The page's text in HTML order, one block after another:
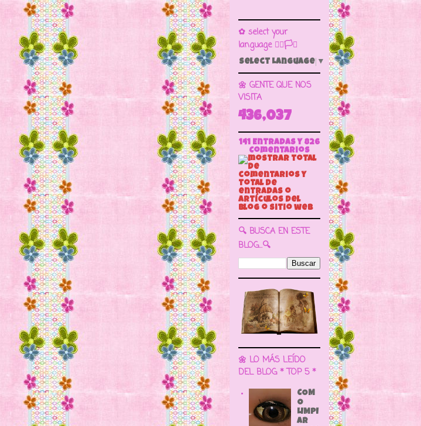
✿ select your
language 🏳️‍🌈🏳️🏁
Select Language ▼
🌼 GENTE QUE NOS
VISITA
436,037
141 Entradas y 826
Comentarios
🔍 BUSCA EN ESTE
BLOG...🔍
🌼 LO MÁS LEÍDO
DEL BLOG * TOP 5 *
COM
O
LIMPI
AR